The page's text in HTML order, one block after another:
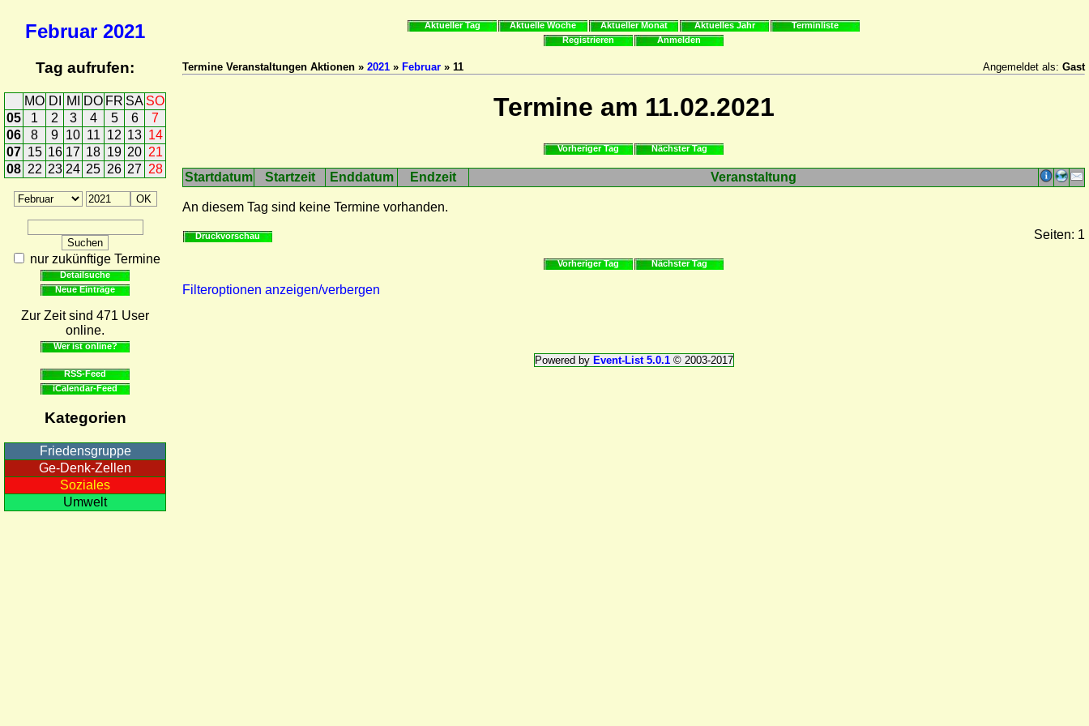
Februar 2021
Tag aufrufen:
MO DI MI DO FR SA SO
05
1 2 3 4 5 6
7
06
8 9 10 11 12 13 14
07 15 16 17 18 19 20 21
08 22 23 24 25 26 27 28
nur zukünftige Termine
Detailsuche
Neue Einträge
Zur Zeit sind 471 User
online.
Wer ist online?
RSS-Feed
iCalendar-Feed
Kategorien
Friedensgruppe
Ge-Denk-Zellen
Soziales
Umwelt
Aktueller Tag Aktuelle Woche Aktueller Monat Aktuelles Jahr
Terminliste
Registrieren
Anmelden
Termine Veranstaltungen Aktionen » 2021 » Februar » 11 Angemeldet als: Gast
Termine am 11.02.2021
Vorheriger Tag Nächster Tag
Startdatum Startzeit Enddatum Endzeit Veranstaltung
An diesem Tag sind keine Termine vorhanden.
Druckvorschau Seiten: 1
Vorheriger Tag Nächster Tag
Filteroptionen anzeigen/verbergen
Powered by Event-List 5.0.1© 2003-2017